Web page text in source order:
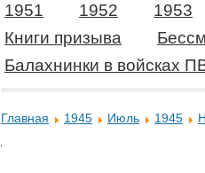
1951
1952 1953
Книги призыва
Балахнинки в войсках
Главная 1945 Июль 1945